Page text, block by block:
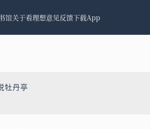
馆关于看理想意见反馈下载App
牡丹亭